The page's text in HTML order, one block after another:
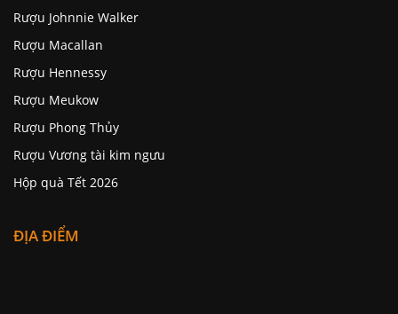
Rượu Johnnie Walker
Rượu Macallan
Rượu Hennessy
Rượu Meukow
Rượu Phong Thủy
Rượu Vương tài kim ngưu
Hộp quà Tết 2026
ĐỊA ĐIỂM